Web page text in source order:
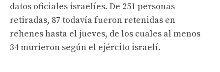
datos oficiales israelíes. De 251 personas
retiradas, 87 todavía fueron retenidas en
rehenes hasta el jueves, de los cuales al menos
34 murieron según el ejército israelí.